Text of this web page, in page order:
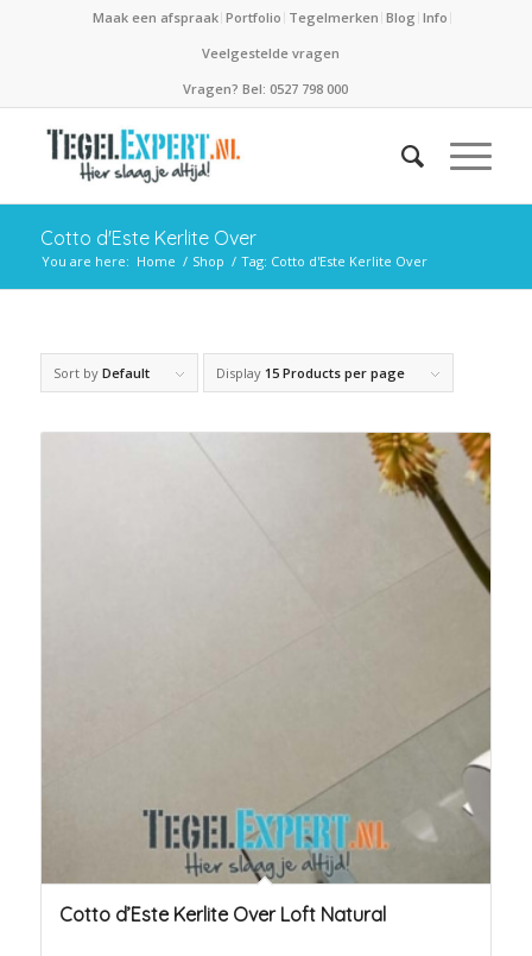
Maak een afspraak Portfolio Tegelmerken Blog Info
Veelgestelde vragen
Vragen? Bel: 0527 798 000
Cotto d'Este Kerlite Over
You are here: Home / Shop / Tag: Cotto d'Este Kerlite Over
Sort by Default Display 15 Products per page
Cotto d’Este Kerlite Over Loft Natural